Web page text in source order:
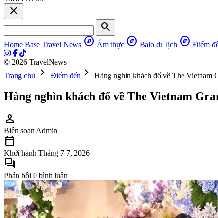
close
search
Home Base Travel News explore Ẩm thực explore Balo du lịch explore Điểm
© 2026 TravelNews
Trang chủ
chevron_right Điểm đến chevron_right Hàng nghìn khách đổ về The Vietnam
Hàng nghìn khách đổ về The Vietnam
person
Biên soạn Admin
calendar_today
Khởi hành Tháng 7 7, 2026
forum
Phản hồi 0 bình luận